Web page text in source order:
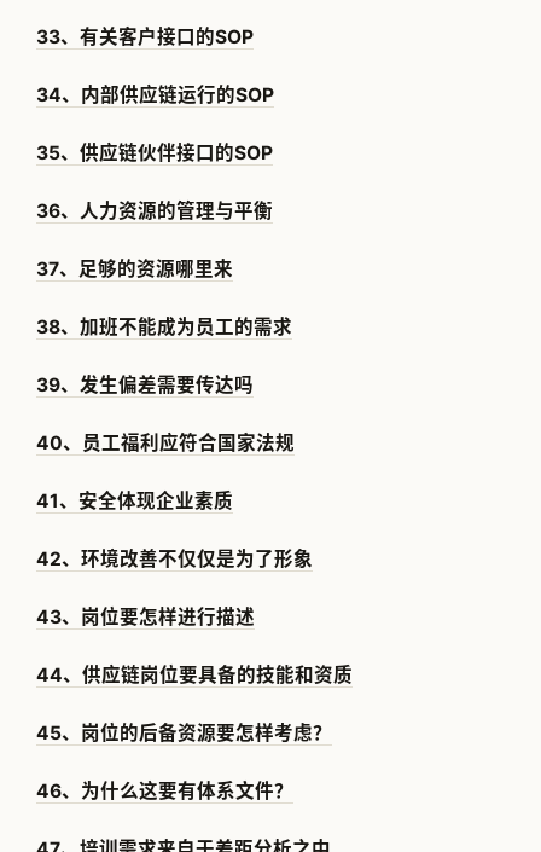
33、有关客户接口的SOP
34、内部供应链运行的SOP
35、供应链伙伴接口的SOP
36、人力资源的管理与平衡
37、足够的资源哪里来
38、加班不能成为员工的需求
39、发生偏差需要传达吗
40、员工福利应符合国家法规
41、安全体现企业素质
42、环境改善不仅仅是为了形象
43、岗位要怎样进行描述
44、供应链岗位要具备的技能和资质
45、岗位的后备资源要怎样考虑？
46、为什么这要有体系文件？